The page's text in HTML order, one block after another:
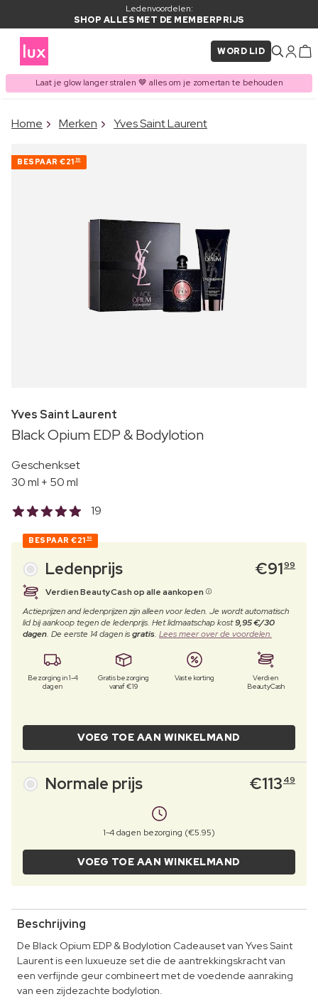
Ledenvoordelen:
SHOP ALLES MET DE MEMBERPRIJS
WORD LID
Laat je glow langer stralen 🤎 alles om je zomertan te behouden
ITEM TOEGEVOEGD AAN
Home Merken Yves Saint Laurent
BESPAAR €21 50
Yves Saint Laurent
Black Opium EDP & Bodylotion
Geschenkset
30 ml + 50 ml
19
BESPAAR €21 50
Ledenprijs €9199
Verdien BeautyCash op alle aankopen
Actieprijzen and ledenprijzen zijn alleen voor leden. Je wordt automatisch
lid bij aankoop tegen de ledenprijs. Het lidmaatschap kost9,95 €/30
dagen. De eerste 14 dagen isgratis. Lees meer over de voordelen.
Bezorging in 1-4
dagen
Gratis bezorging
vanaf €19
Vaste korting
Verdien
BeautyCash
VOEG TOE AAN WINKELMAND
Normale prijs €113 49
1-4 dagen bezorging (€5.95)
VOEG TOE AAN WINKELMAND
Beschrijving
De Black Opium EDP & Bodylotion Cadeauset van Yves Saint
Laurent is een luxueuze set die de aantrekkingskracht van
een verfijnde geur combineert met de voedende aanraking
van een zijdezachte bodylotion.